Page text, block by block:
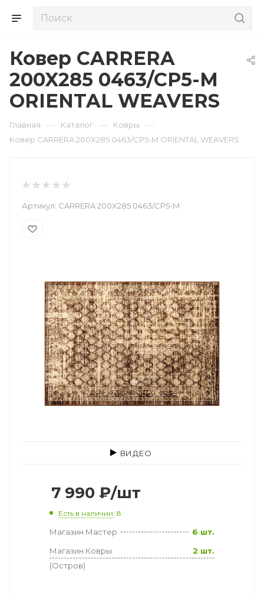
Ковер CARRERA
200X285 0463/CP5-M
ORIENTAL WEAVERS
Главная — Каталог — Ковры —
Ковер CARRERA 200X285 0463/CP5-M ORIENTAL WEAVERS
Артикул: CARRERA 200X285 0463/CP5-M
ВИДЕО
7 990 ₽/шт
Есть в наличии: 8
Магазин Мастер
6 шт.
Магазин Ковры
(Остров)
2 шт.